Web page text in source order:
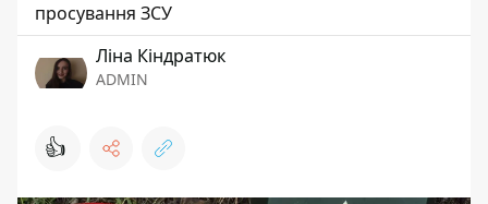
просування ЗСУ
Ліна Кіндратюк
ADMIN
👍